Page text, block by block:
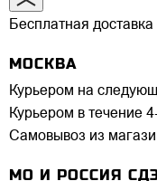
Бесплатная
МОСКВА
Курьером на
Курьером в течение
Самовывоз из
МО И РОССИЯ